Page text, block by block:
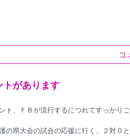
コ
トがあります
ト、ＦＢが流行するにつれてすっかり
県大会の試合の応援に行く、２対０